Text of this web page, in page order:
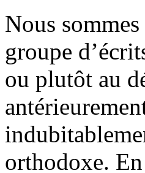
Nous
groupe
ou plutôt au
orthodoxe.